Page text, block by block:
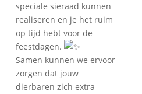
speciale sieraad kunnen
realiseren en je het ruim
op tijd hebt voor de
feestdagen.
Samen kunnen we ervoor
zorgen dat jouw
dierbaren zich extra